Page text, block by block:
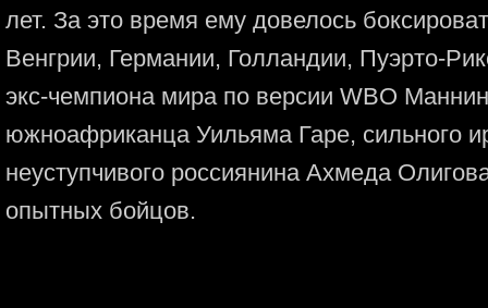
лет. За это время ему довелось
Венгрии, Германии, Голландии, Пуэрто-
экс-чемпиона мира по версии WBO
южноафриканца Уильяма Гаре, сильного
неуступчивого россиянина Ахмеда
опытных бойцов.